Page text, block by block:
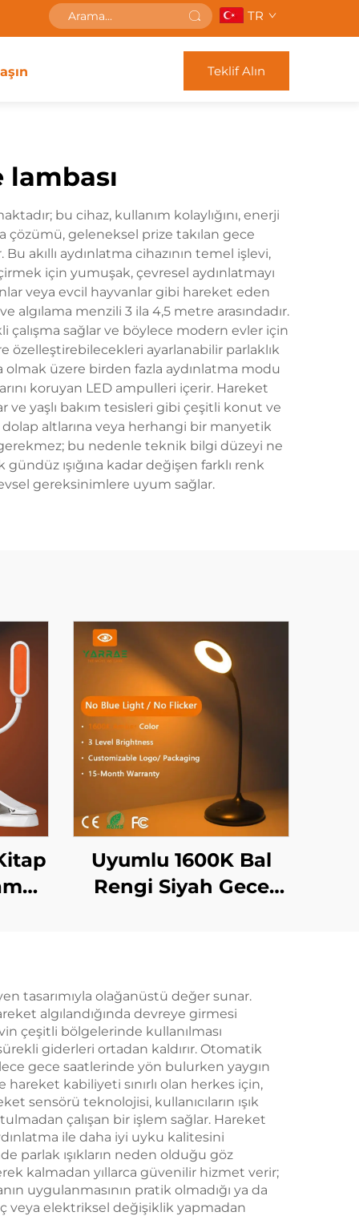
TR
Teklif Alın
bu cihaz, kullanım kolaylığını, enerji
çözümü, geleneksel prize takılan gece
akıllı aydınlatma cihazının temel işlevi,
için yumuşak, çevresel aydınlatmayı
veya evcil hayvanlar gibi hareket eden
algılama menzili 3 ila 4,5 metre arasındadır.
sağlar ve böylece modern evler için
özelleştirebilecekleri ayarlanabilir parlaklık
olmak üzere birden fazla aydınlatma modu
koruyan LED ampulleri içerir. Hareket
ve yaşlı bakım tesisleri gibi çeşitli konut ve
dolap altlarına veya herhangi bir manyetik
bu nedenle teknik bilgi düzeyi ne
ışığına kadar değişen farklı renk
gereksinimlere uyum sağlar.
Uyumlu 1600K Bal
Rengi Siyah Gece
tasarımıyla olağanüstü değer sunar.
algılandığında devreye girmesi
çeşitli bölgelerinde kullanılması
giderleri ortadan kaldırır. Otomatik
gece saatlerinde yön bulurken yaygın
kabiliyeti sınırlı olan herkes için,
sensörü teknolojisi, kullanıcıların ışık
çalışan bir işlem sağlar. Hareket
ile daha iyi uyku kalitesini
parlak ışıkların neden olduğu göz
kalmadan yıllarca güvenilir hizmet verir;
uygulanmasının pratik olmadığı ya da
veya elektriksel değişiklik yapmadan